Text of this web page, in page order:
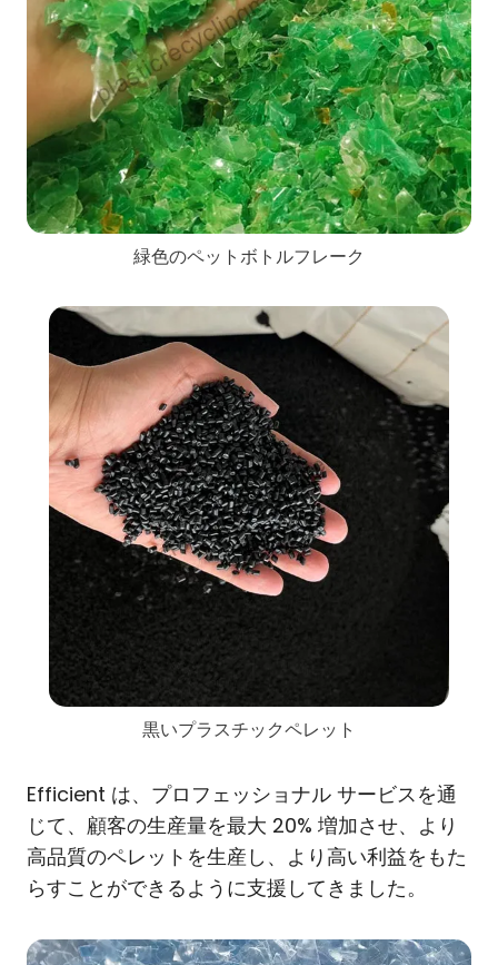
緑色のペットボトルフレーク
黒いプラスチックペレット
Efficient は、プロフェッショナル サービスを通
じて、顧客の生産量を最大 20% 増加させ、より
高品質のペレットを生産し、より高い利益をもた
らすことができるように支援してきました。